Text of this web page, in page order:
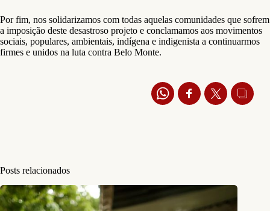
Por fim, nos solidarizamos com todas aquelas comunidades que sofrem
a imposição deste desastroso projeto e conclamamos aos movimentos
sociais, populares, ambientais, indígena e indigenista a continuarmos
firmes e unidos na luta contra Belo Monte.
Posts relacionados